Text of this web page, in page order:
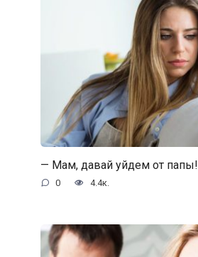
— Мам, давай уйдем от папы!
0 4.4к.